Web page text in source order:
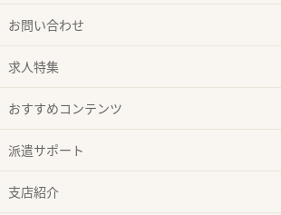
お問い合わせ
求人特集
おすすめコンテンツ
派遣サポート
支店紹介